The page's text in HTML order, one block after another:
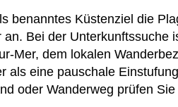
benanntes Küstenziel die
Bei der Unterkunftssuche
Mer, dem lokalen
als eine pauschale
oder Wanderweg prüfen